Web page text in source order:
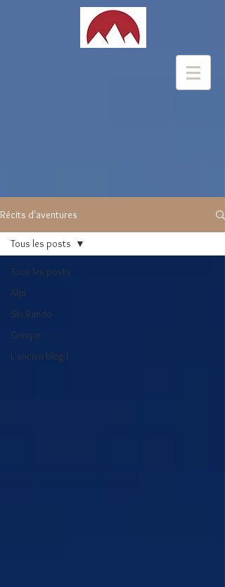
Récits d'aventures
Tous les posts
Alpi
Ski Rando
Grimpe
L'ancien blog !
Tous les posts